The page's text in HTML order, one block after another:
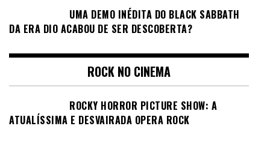
UMA DEMO INÉDITA DO BLACK SABBATH
DA ERA DIO ACABOU DE SER DESCOBERTA?
ROCK NO CINEMA
ROCKY HORROR PICTURE SHOW: A
ATUALÍSSIMA E DESVAIRADA OPERA ROCK